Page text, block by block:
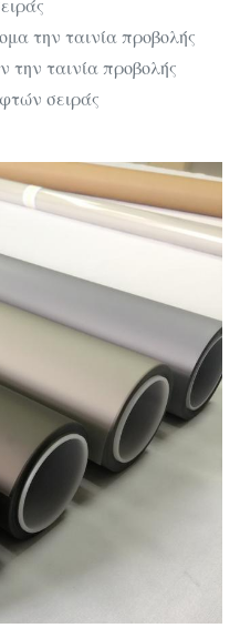
την ταινία προβολής
την ταινία προβολής
σειράς